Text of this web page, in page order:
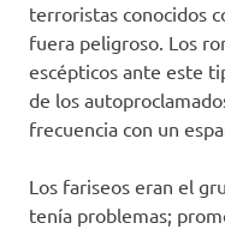
terroristas conocidos
fuera peligroso. Los
escépticos ante este
de los
frecuencia con un
Los fariseos eran el
tenía problemas;